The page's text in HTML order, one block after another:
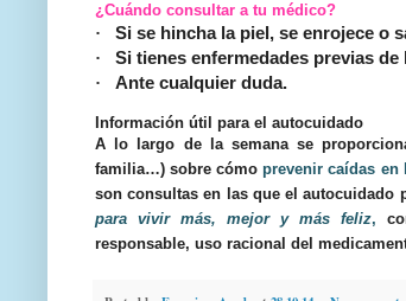
¿Cuándo consultar a tu médico?
·
Si se hincha la piel, se enrojece o
·
Si tienes enfermedades previas de
·
Ante cualquier duda.
Información útil para el autocuidado
A lo largo de la semana se
familia…) sobre cómoprevenir caídas en
son consultas en las que el
para vivir más, mejor y más feliz,
responsable, uso racional del